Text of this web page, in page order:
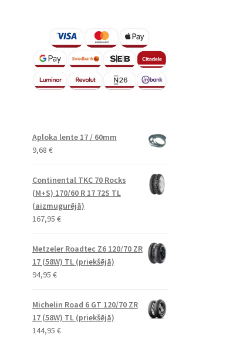
Aploka lente 17 / 60mm
9,68 €
Continental TKC 70 Rocks
(M+S) 170/60 R 17 72S TL
(aizmugurējā)
167,95 €
Metzeler Roadtec Z6 120/70 ZR
17 (58W) TL (priekšējā)
94,95 €
Michelin Road 6 GT 120/70 ZR
17 (58W) TL (priekšējā)
144,95 €